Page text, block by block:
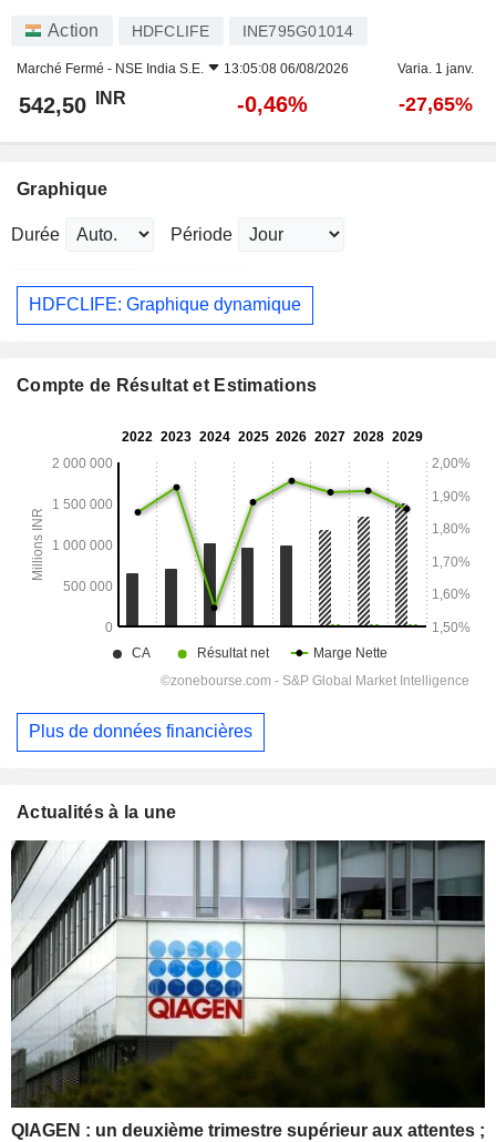
Action HDFCLIFE INE795G01014
Marché Fermé - NSE India S.E. 13:05:08 06/08/2026 Varia. 1 janv.
542,50 INR -0,46% -27,65%
Graphique
Durée Période
HDFCLIFE: Graphique dynamique
Compte de Résultat et Estimations
Plus de données financières
Actualités à la une
QIAGEN : un deuxième trimestre supérieur aux attentes ;